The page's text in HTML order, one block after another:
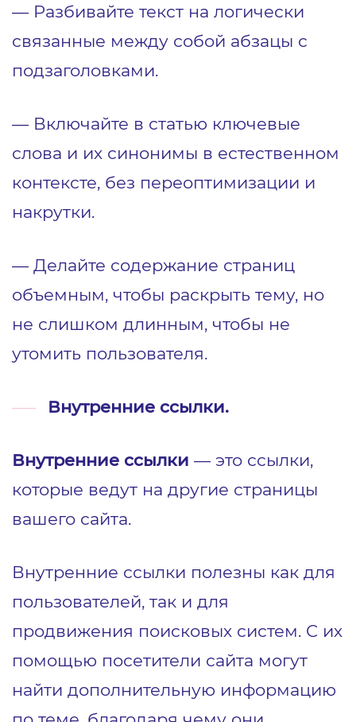
— Разбивайте текст на логически
связанные между собой абзацы с
подзаголовками.
— Включайте в статью ключевые
слова и их синонимы в естественном
контексте, без переоптимизации и
накрутки.
— Делайте содержание страниц
объемным, чтобы раскрыть тему, но
не слишком длинным, чтобы не
утомить пользователя.
Внутренние ссылки.
Внутренние ссылки — это ссылки,
которые ведут на другие страницы
вашего сайта.
Внутренние ссылки полезны как для
пользователей, так и для
продвижения поисковых систем. С их
помощью посетители сайта могут
найти дополнительную информацию